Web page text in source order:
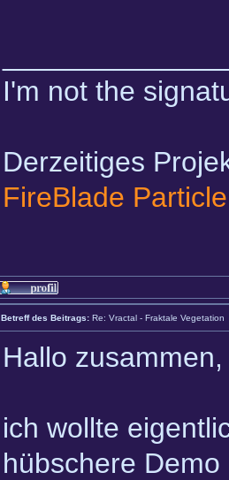
I'm not the
Derzeitiges
FireBlade
Betreff des Beitrags: Re: Vractal - Fraktale Vegetation
Hallo zusammen,
ich wollte
hübschere